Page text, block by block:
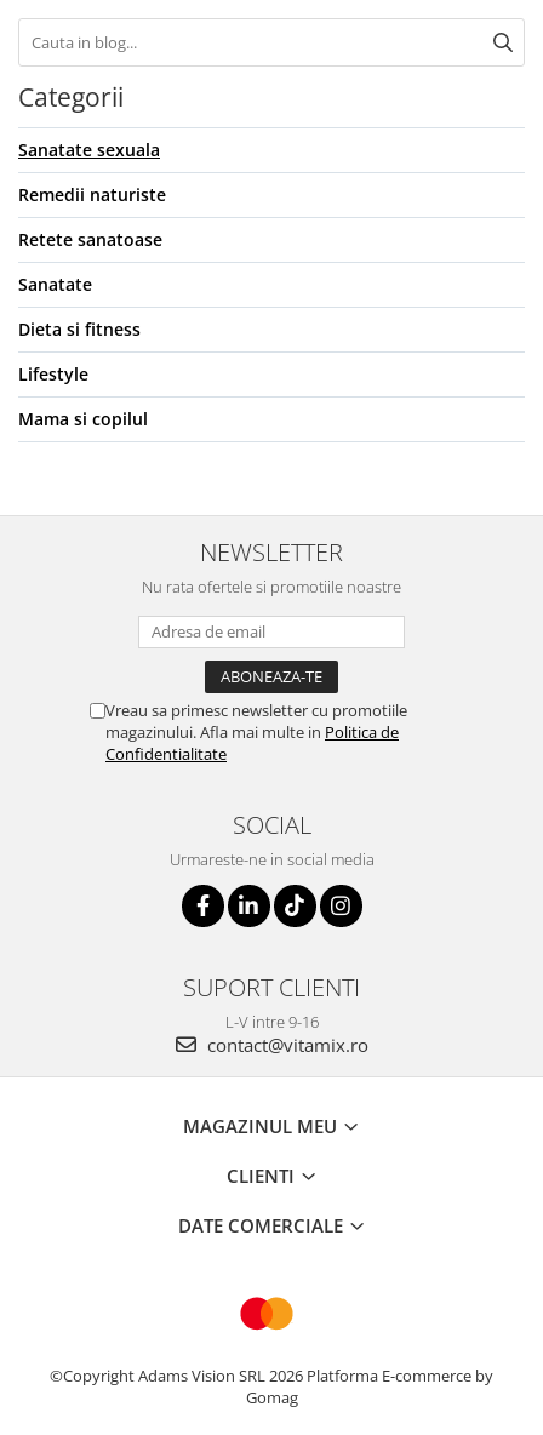
Categorii
Sanatate sexuala
Remedii naturiste
Retete sanatoase
Sanatate
Dieta si fitness
Lifestyle
Mama si copilul
NEWSLETTER
Nu rata ofertele si promotiile noastre
Vreau sa primesc newsletter cu promotiile
magazinului. Afla mai multe in Politica de
Confidentialitate
SOCIAL
Urmareste-ne in social media
SUPORT CLIENTI
L-V intre 9-16
contact@vitamix.ro
MAGAZINUL MEU
CLIENTI
DATE COMERCIALE
©Copyright Adams Vision SRL 2026 Platforma E-commerce by
Gomag